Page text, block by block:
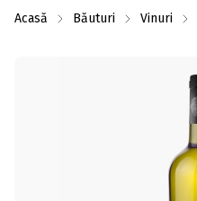
Acasă Băuturi Vinuri